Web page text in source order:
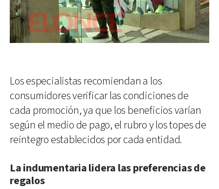
Los especialistas recomiendan a los
consumidores verificar las condiciones de
cada promoción, ya que los beneficios varían
según el medio de pago, el rubro y los topes de
reintegro establecidos por cada entidad.
La indumentaria lidera las preferencias de
regalos